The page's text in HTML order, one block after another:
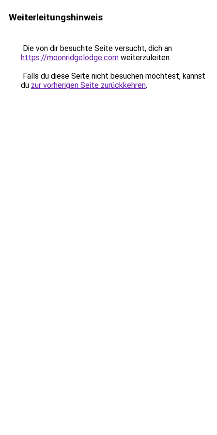
Weiterleitungshinweis
Die von dir besuchte Seite versucht, dich an
https://moonridgelodge.com weiterzuleiten.
Falls du diese Seite nicht besuchen möchtest, kannst
du zur vorherigen Seite zurückkehren.